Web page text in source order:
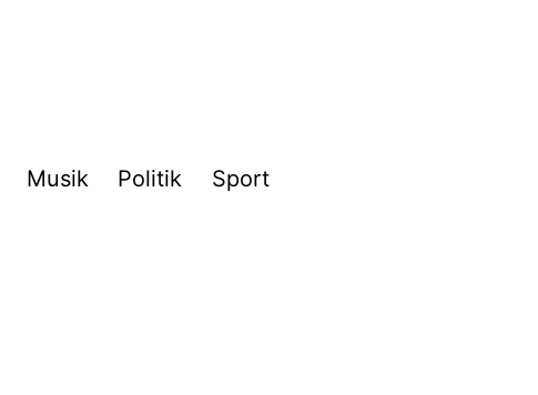
Musik Politik Sport